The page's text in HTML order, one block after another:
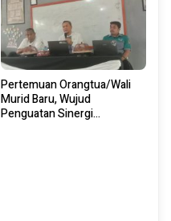
Pertemuan Orangtua/Wali
Murid Baru, Wujud
Penguatan Sinergi